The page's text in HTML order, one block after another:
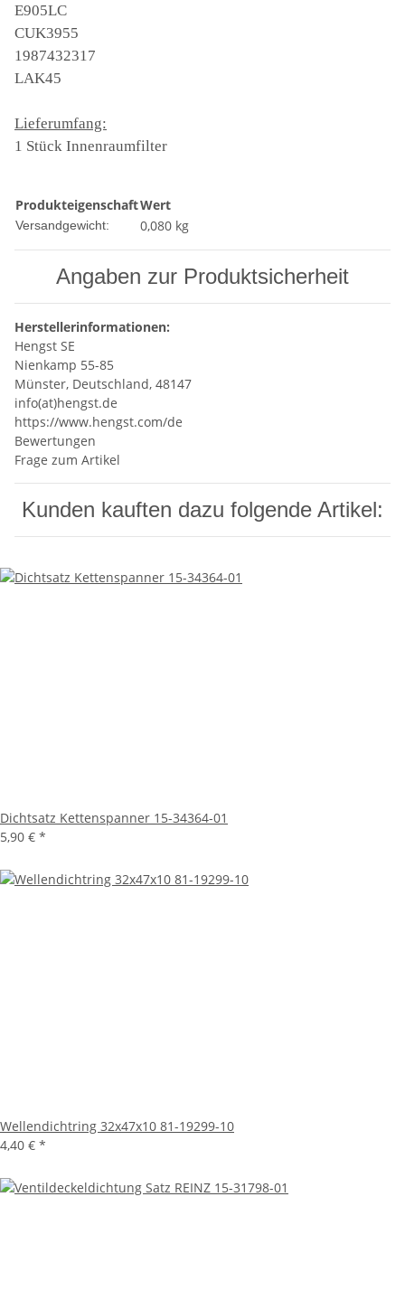
E905LC
CUK3955
1987432317
LAK45
Lieferumfang:
1 Stück Innenraumfilter
ProdukteigenschaftWert
Versandgewicht: 0,080 kg
Angaben zur Produktsicherheit
Herstellerinformationen:
Hengst SE
Nienkamp 55-85
Münster, Deutschland, 48147
info(at)hengst.de
https://www.hengst.com/de
Bewertungen
Frage zum Artikel
Kunden kauften dazu folgende Artikel:
Dichtsatz Kettenspanner 15-34364-01
5,90 € *
Wellendichtring 32x47x10 81-19299-10
4,40 € *